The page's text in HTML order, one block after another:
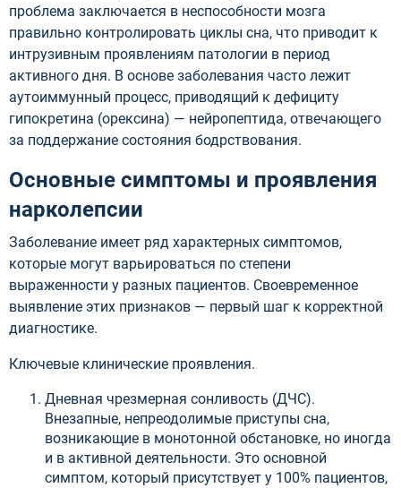
проблема заключается в неспособности мозга
правильно контролировать циклы сна, что приводит к
интрузивным проявлениям патологии в период
активного дня. В основе заболевания часто лежит
аутоиммунный процесс, приводящий к дефициту
гипокретина (орексина) — нейропептида, отвечающего
за поддержание состояния бодрствования.
Основные симптомы и проявления
нарколепсии
Заболевание имеет ряд характерных симптомов,
которые могут варьироваться по степени
выраженности у разных пациентов. Своевременное
выявление этих признаков — первый шаг к корректной
диагностике.
Ключевые клинические проявления.
Дневная чрезмерная сонливость (ДЧС).
Внезапные, непреодолимые приступы сна,
возникающие в монотонной обстановке, но иногда
и в активной деятельности. Это основной
симптом, который присутствует у 100% пациентов,